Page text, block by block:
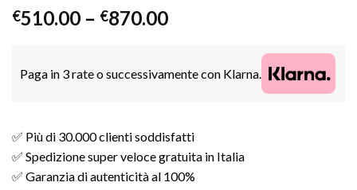
€510.00 – €870.00
Paga in 3 rate o successivamente con Klarna.
✅ Più di 30.000 clienti soddisfatti
✅ Spedizione super veloce gratuita in Italia
✅ Garanzia di autenticità al 100%